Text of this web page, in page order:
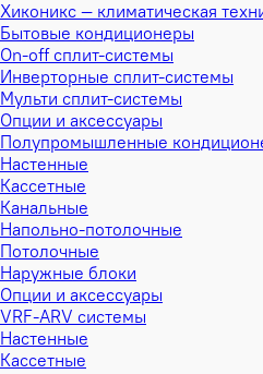
Хиконикс — климатическая
Бытовые кондиционеры
On-off сплит-системы
Инверторные сплит-системы
Мульти сплит-системы
Опции и аксессуары
Полупромышленные
Настенные
Кассетные
Канальные
Напольно-потолочные
Потолочные
Наружные блоки
Опции и аксессуары
VRF-ARV системы
Настенные
Кассетные